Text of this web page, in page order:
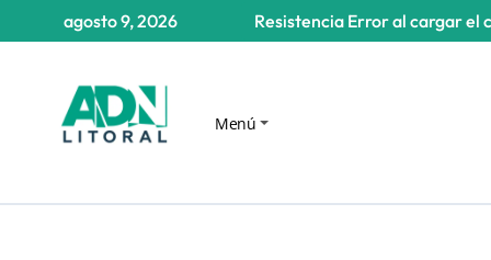
Resistencia Error al cargar el
agosto 9, 2026
Menú